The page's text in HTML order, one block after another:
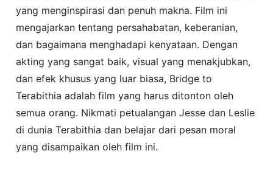
yang menginspirasi dan penuh makna. Film ini
mengajarkan tentang persahabatan, keberanian,
dan bagaimana menghadapi kenyataan. Dengan
akting yang sangat baik, visual yang menakjubkan,
dan efek khusus yang luar biasa, Bridge to
Terabithia adalah film yang harus ditonton oleh
semua orang. Nikmati petualangan Jesse dan Leslie
di dunia Terabithia dan belajar dari pesan moral
yang disampaikan oleh film ini.